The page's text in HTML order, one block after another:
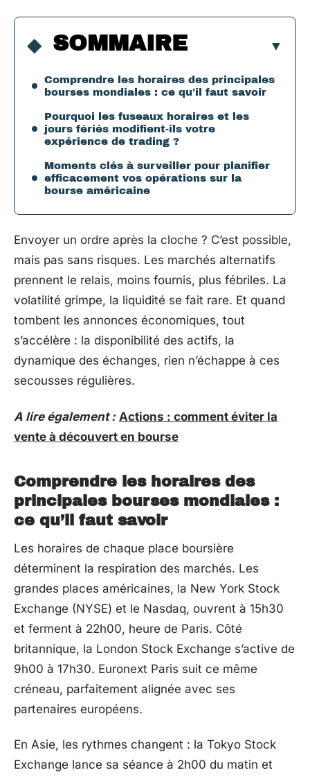
SOMMAIRE
Comprendre les horaires des principales
bourses mondiales : ce qu’il faut savoir
Pourquoi les fuseaux horaires et les
jours fériés modifient-ils votre
expérience de trading ?
Moments clés à surveiller pour planifier
efficacement vos opérations sur la
bourse américaine
Envoyer un ordre après la cloche ? C’est possible,
mais pas sans risques. Les marchés alternatifs
prennent le relais, moins fournis, plus fébriles. La
volatilité grimpe, la liquidité se fait rare. Et quand
tombent les annonces économiques, tout
s’accélère : la disponibilité des actifs, la
dynamique des échanges, rien n’échappe à ces
secousses régulières.
A lire également : Actions : comment éviter la
vente à découvert en bourse
Comprendre les horaires des
principales bourses mondiales :
ce qu’il faut savoir
Les horaires de chaque place boursière
déterminent la respiration des marchés. Les
grandes places américaines, la New York Stock
Exchange (NYSE) et le Nasdaq, ouvrent à 15h30
et ferment à 22h00, heure de Paris. Côté
britannique, la London Stock Exchange s’active de
9h00 à 17h30. Euronext Paris suit ce même
créneau, parfaitement alignée avec ses
partenaires européens.
En Asie, les rythmes changent : la Tokyo Stock
Exchange lance sa séance à 2h00 du matin et